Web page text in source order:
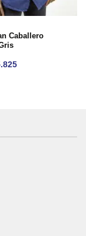
Caballero